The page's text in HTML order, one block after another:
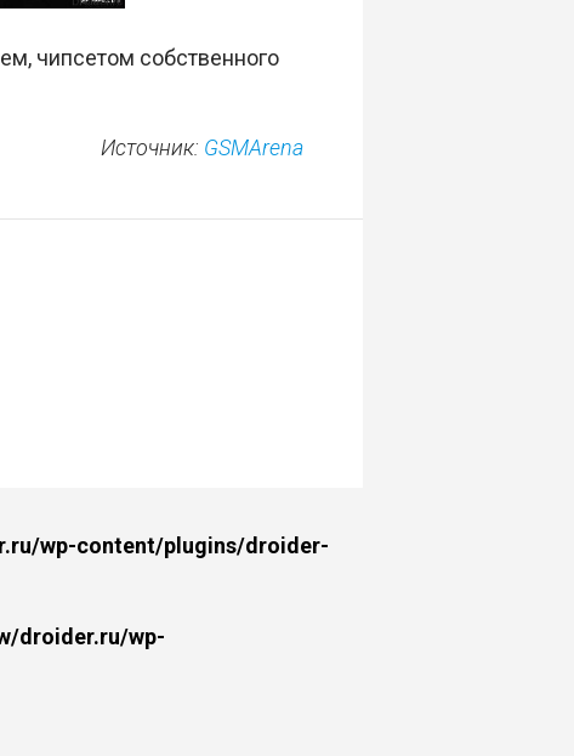
чипсетом собственного
Источник: GSMArena
wp-content/plugins/droider-
droider.ru/wp-